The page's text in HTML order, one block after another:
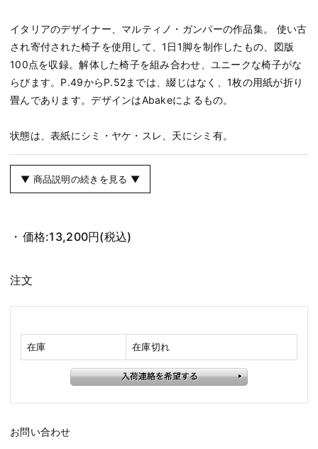
イタリアのデザイナー、マルティノ・ガンパーの作品集。 使い古
され寄付された椅子を使用して、1日1脚を制作したもの、図版
100点を収録。解体した椅子を組み合わせ、ユニークな椅子がな
らびます。P.49からP.52までは、綴じはなく、1枚の用紙が折り
畳んであります。デザインはAbakeによるもの。
状態は、表紙にシミ・ヤケ・スレ、天にシミ有。
▼ 商品説明の続きを見る ▼
価格:13,200円(税込)
注文
在庫 在庫切れ
お問い合わせ